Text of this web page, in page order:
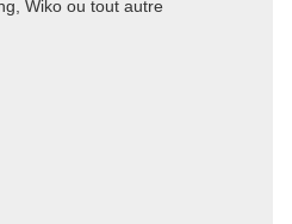
Wiko ou tout autre